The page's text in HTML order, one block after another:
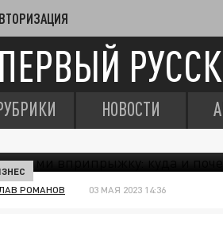
ПЕРВЫЙ
НОВОСТИ
РОМАНОВ 03 МАЯ 2023 14:36